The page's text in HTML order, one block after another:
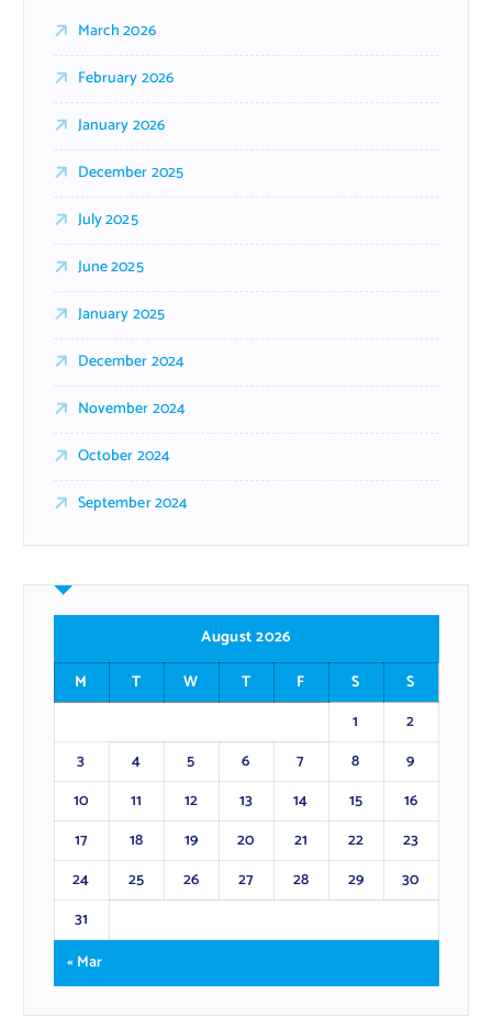
March 2026
February 2026
January 2026
December 2025
July 2025
June 2025
January 2025
December 2024
November 2024
October 2024
September 2024
August 2026
M
T W T F S
S
1
2
3
4 5 6 7 8
9
10
11 12 13 14 15
16
17
18 19 20 21 22
23
24
25 26 27 28 29
30
31
« Mar